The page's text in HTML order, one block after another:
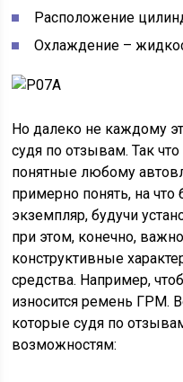
Расположение
Охлаждение –
Но далеко не каждому
судя по отзывам. Так
понятные любому
примерно понять, на что
экземпляр, будучи
при этом, конечно,
конструктивные
средства. Например,
износится ремень ГРМ.
которые судя по
возможностям: